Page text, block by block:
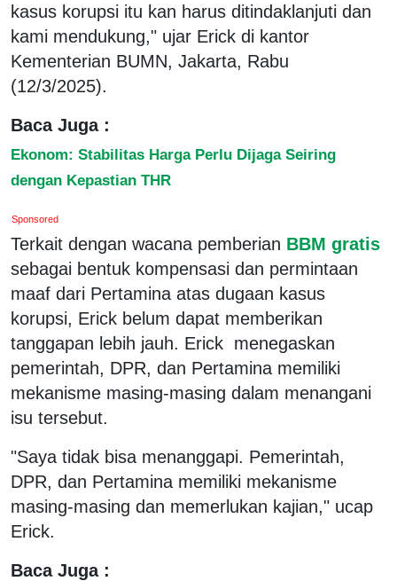
kasus korupsi itu kan harus ditindaklanjuti dan
kami mendukung," ujar Erick di kantor
Kementerian BUMN, Jakarta, Rabu
(12/3/2025).
Baca Juga :
Ekonom: Stabilitas Harga Perlu Dijaga Seiring
dengan Kepastian THR
Sponsored
Terkait dengan wacana pemberian BBM gratis
sebagai bentuk kompensasi dan permintaan
maaf dari Pertamina atas dugaan kasus
korupsi, Erick belum dapat memberikan
tanggapan lebih jauh. Erick menegaskan
pemerintah, DPR, dan Pertamina memiliki
mekanisme masing-masing dalam menangani
isu tersebut.
"Saya tidak bisa menanggapi. Pemerintah,
DPR, dan Pertamina memiliki mekanisme
masing-masing dan memerlukan kajian," ucap
Erick.
Baca Juga :